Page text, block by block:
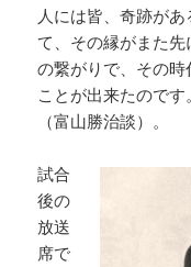
人には皆、奇跡が
て、その縁がまた
の繋がりで、その
ことが出来たので
（富山勝治談）。
試合
後の
放送
席で